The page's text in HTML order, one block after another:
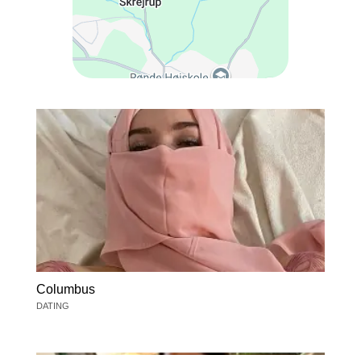
Columbus
DATING